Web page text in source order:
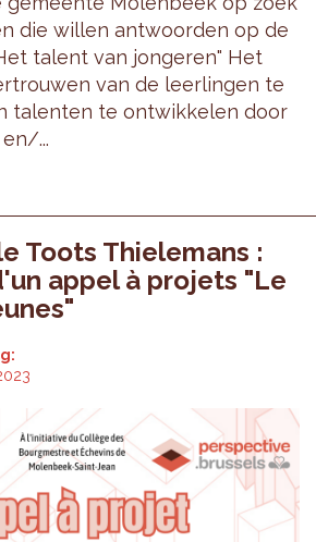
die willen antwoorden op de
talent van jongeren" Het
van de leerlingen te
talenten te ontwikkelen door
...
Toots Thielemans :
appel à projets "Le